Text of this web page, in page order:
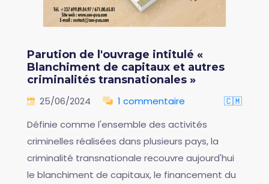
Parution de l'ouvrage intitulé «
Blanchiment de capitaux et autres
criminalités transnationales »
25/06/2024 1 commentaire
🇨🇲
Définie comme l'ensemble des activités
criminelles réalisées dans plusieurs pays, la
criminalité transnationale recouvre aujourd'hui
le blanchiment de capitaux, le financement du